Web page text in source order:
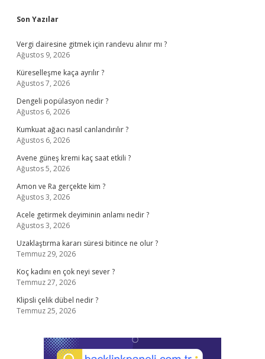
Sidebar
Son Yazılar
Vergi dairesine gitmek için randevu alınır mı ?
Ağustos 9, 2026
Küreselleşme kaça ayrılır ?
Ağustos 7, 2026
Dengeli popülasyon nedir ?
Ağustos 6, 2026
Kumkuat ağacı nasıl canlandırılır ?
Ağustos 6, 2026
Avene güneş kremi kaç saat etkili ?
Ağustos 5, 2026
Amon ve Ra gerçekte kim ?
Ağustos 3, 2026
Acele getirmek deyiminin anlamı nedir ?
Ağustos 3, 2026
Uzaklaştırma kararı süresi bitince ne olur ?
Temmuz 29, 2026
Koç kadını en çok neyi sever ?
Temmuz 27, 2026
Klipsli çelik dübel nedir ?
Temmuz 25, 2026